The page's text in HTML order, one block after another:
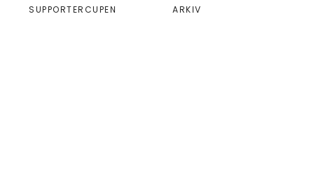
SUPPORTERCUPEN ARKIV